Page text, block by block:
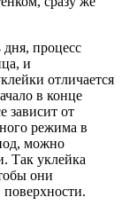
дня, процесс
и
отличается
в конце
зависит от
режима в
можно
Так уклейка
они